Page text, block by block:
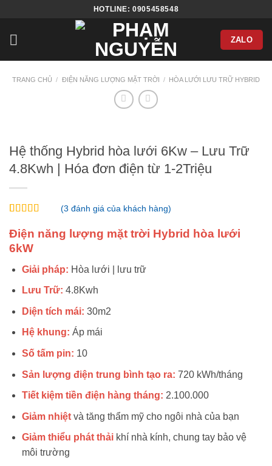
nội
HOTLINE: 0905458548
ZALO
TRANG CHỦ / ĐIỆN NĂNG LƯỢNG MẶT TRỜI / HÒA LƯỚI LƯU TRỮ HYBRID
Hệ thống Hybrid hòa lưới 6Kw – Lưu Trữ
4.8Kwh | Hóa đơn điện từ 1-2Triệu
dựa trên
đánh giá
(3 đánh giá của khách hàng)
Điện năng lượng mặt trời Hybrid hòa lưới
6kW
Giải pháp: Hòa lưới | lưu trữ
Lưu Trữ: 4.8Kwh
Diện tích mái: 30m2
Hệ khung: Áp mái
Số tấm pin: 10
Sản lượng điện trung bình tạo ra: 720 kWh/tháng
Tiết kiệm tiền điện hàng tháng: 2.100.000
Giảm nhiệt và tăng thẩm mỹ cho ngôi nhà của bạn
Giảm thiểu phát thảikhí nhà kính, chung tay bảo vệ
môi trường